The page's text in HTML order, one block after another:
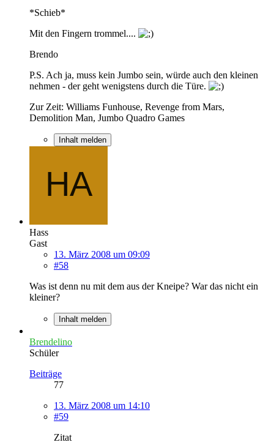
*Schieb*
Mit den Fingern trommel....
Brendo
P.S. Ach ja, muss kein Jumbo sein, würde auch den kleinen
nehmen - der geht wenigstens durch die Türe.
Zur Zeit: Williams Funhouse, Revenge from Mars,
Demolition Man, Jumbo Quadro Games
Inhalt melden
Hass
Gast
13. März 2008 um 09:09
#58
Was ist denn nu mit dem aus der Kneipe? War das nicht ein
kleiner?
Inhalt melden
Brendelino
Schüler
Beiträge
77
13. März 2008 um 14:10
#59
Zitat